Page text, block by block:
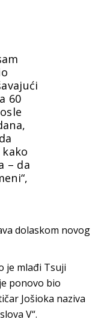
60
– da
dolaskom novog
je mlađi Tsuji
ponovo bio
Jošioka naziva
V“.